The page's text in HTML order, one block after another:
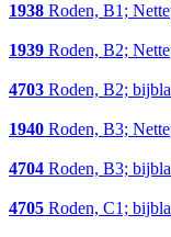
1938 Roden, B1;
1939 Roden, B2;
4703 Roden, B2;
1940 Roden, B3;
4704 Roden, B3;
4705 Roden, C1;